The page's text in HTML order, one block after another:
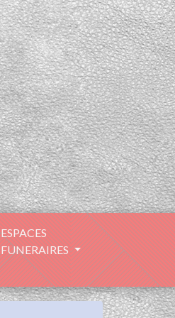
ESPACES
FUNERAIRES